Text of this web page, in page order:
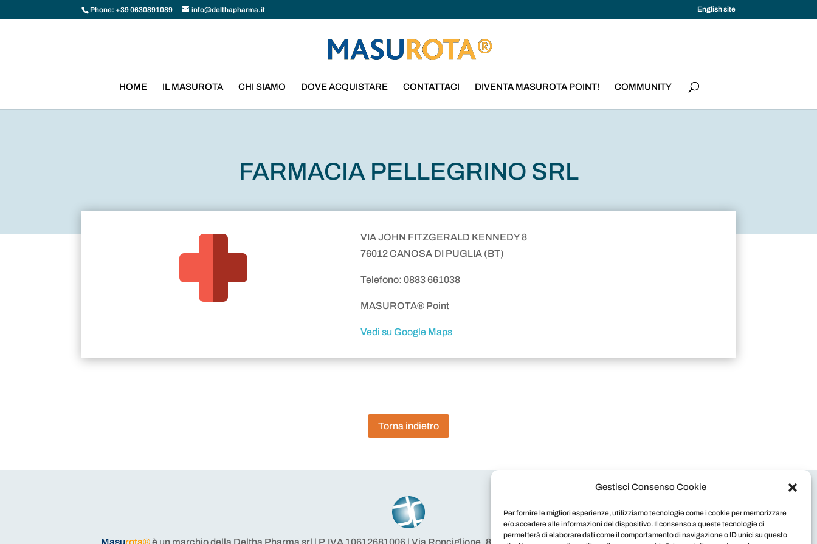
Gestisci Consenso Cookie
Per fornire le migliori esperienze, utilizziamo tecnologie come i cookie per memorizzare
e/o accedere alle informazioni del dispositivo. Il consenso a queste tecnologie ci
permetterà di elaborare dati come il comportamento di navigazione o ID unici su questo
Phone: +39 0630891089 info@delthapharma.it English site
HOME IL MASUROTA CHI SIAMO DOVE ACQUISTARE CONTATTACI DIVENTA MASUROTA POINT! COMMUNITY
FARMACIA PELLEGRINO SRL
VIA JOHN FITZGERALD KENNEDY 8
76012 CANOSA DI PUGLIA (BT)
Telefono: 0883 661038
MASUROTA® Point
Vedi su Google Maps
Torna indietro